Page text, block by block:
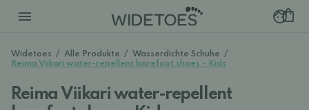
Widetoes / Alle Produkte / Wasserdichte Schuhe /
Reima Viikari water-repellent barefoot shoes - Kids
Reima Viikari water-repellent